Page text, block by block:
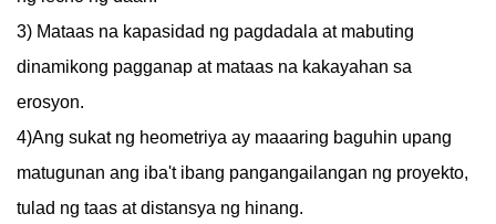
3) Mataas na kapasidad ng pagdadala at mabuting
dinamikong pagganap at mataas na kakayahan sa
erosyon.
4)Ang sukat ng heometriya ay maaaring baguhin upang
matugunan ang iba't ibang pangangailangan ng proyekto,
tulad ng taas at distansya ng hinang.